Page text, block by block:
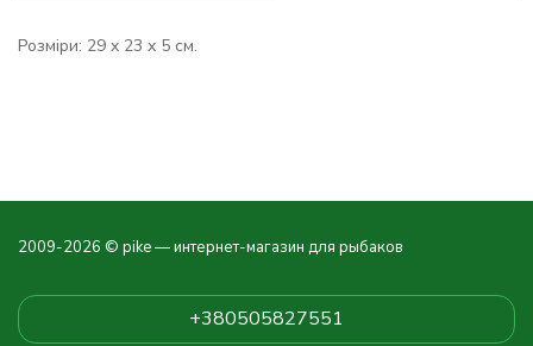
Розміри: 29 x 23 x 5 см.
2009-2026 © pike — интернет-магазин для рыбаков
+380505827551